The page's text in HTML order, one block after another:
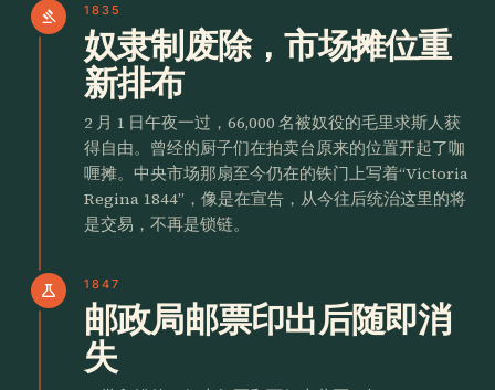
gavel 1835
奴隶制废除，市场摊位重
新排布
2 月 1 日午夜一过，66,000 名被奴役的毛里求斯人获
得自由。曾经的厨子们在拍卖台原来的位置开起了咖
喱摊。中央市场那扇至今仍在的铁门上写着“Victoria
Regina 1844”，像是在宣告，从今往后统治这里的将
是交易，不再是锁链。
science 1847
邮政局邮票印出后随即消
失